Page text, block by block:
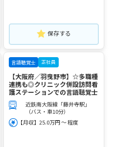
保存する
言語聴覚士 正社員
【大阪府／羽曳野市】☆多職種
連携も◎クリニック併設訪問看
護ステーションでの言語聴覚士
近鉄南大阪線「藤井寺駅」
（バス・車10分）
【月収】25.0万円 ～ 程度